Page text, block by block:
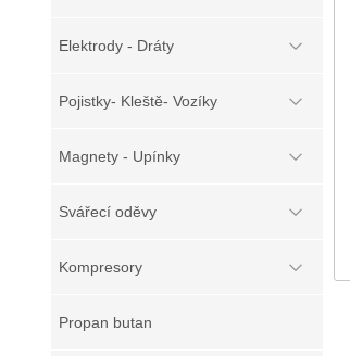
Elektrody - Dráty
Pojistky- Kleště- Vozíky
Magnety - Upínky
Svářecí oděvy
Kompresory
Propan butan